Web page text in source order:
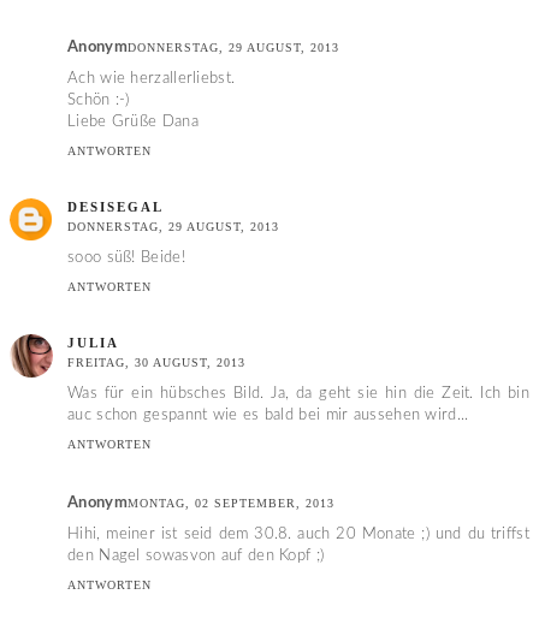
AnonymDONNERSTAG, 29 AUGUST, 2013
Ach wie herzallerliebst.
Schön :-)
Liebe Grüße Dana
ANTWORTEN
DESISEGAL
DONNERSTAG, 29 AUGUST, 2013
sooo süß! Beide!
ANTWORTEN
JULIA
FREITAG, 30 AUGUST, 2013
Was für ein hübsches Bild. Ja, da geht sie hin die Zeit. Ich bin
auc schon gespannt wie es bald bei mir aussehen wird...
ANTWORTEN
AnonymMONTAG, 02 SEPTEMBER, 2013
Hihi, meiner ist seid dem 30.8. auch 20 Monate ;) und du triffst
den Nagel sowasvon auf den Kopf ;)
ANTWORTEN